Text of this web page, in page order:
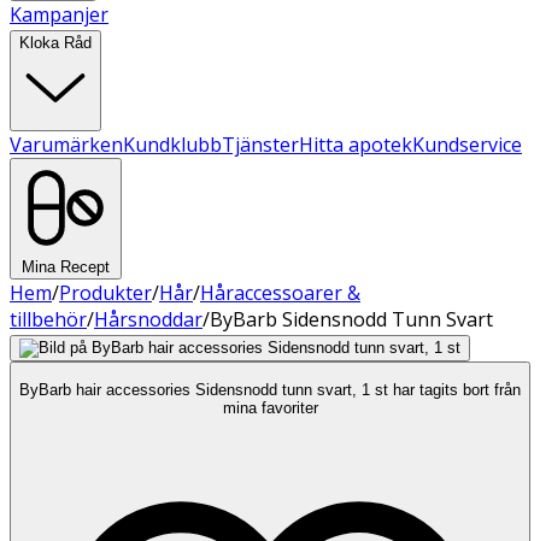
Kampanjer
Kloka Råd
VarumärkenKundklubbTjänsterHitta apotekKundservice
Mina Recept
Hem/Produkter/Hår/Håraccessoarer &
tillbehör/Hårsnoddar/ByBarb Sidensnodd Tunn Svart
ByBarb hair accessories Sidensnodd tunn svart, 1 st har tagits bort från
mina favoriter